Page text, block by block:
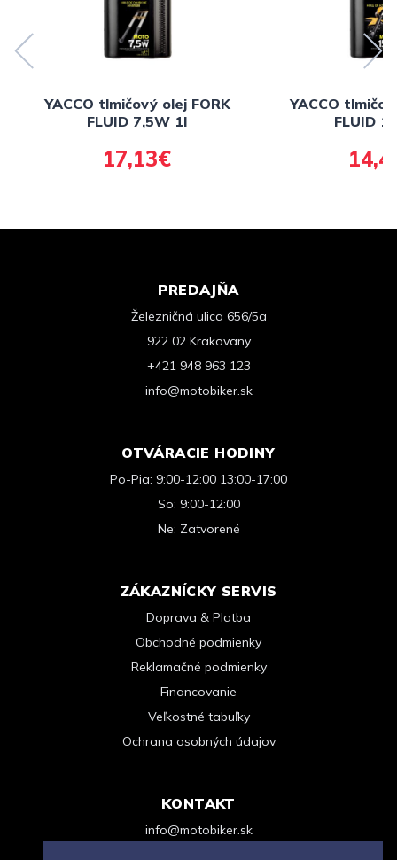
YACCO tlmičový olej FORK
FLUID 7,5W 1l
17,13€
YACCO
FLUID
PREDAJŇA
Železničná ulica 656/5a
922 02 Krakovany
+421 948 963 123
info@motobiker.sk
OTVÁRACIE HODINY
Po-Pia: 9:00-12:00 13:00-17:00
So: 9:00-12:00
Ne: Zatvorené
ZÁKAZNÍCKY SERVIS
Doprava & Platba
Obchodné podmienky
Reklamačné podmienky
Financovanie
Veľkostné tabuľky
Ochrana osobných údajov
KONTAKT
info@motobiker.sk